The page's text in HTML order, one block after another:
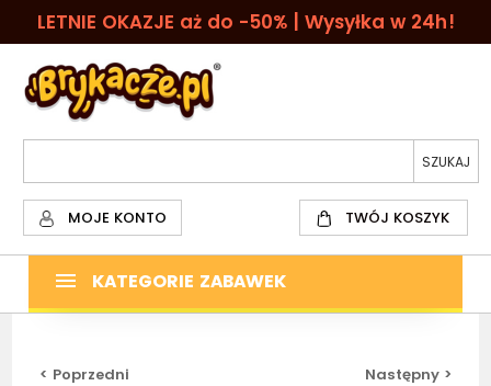
LETNIE OKAZJE aż do -50% | Wysyłka w 24h!
MOJE KONTO TWÓJ KOSZYK
KATEGORIE ZABAWEK
< Poprzedni Następny >